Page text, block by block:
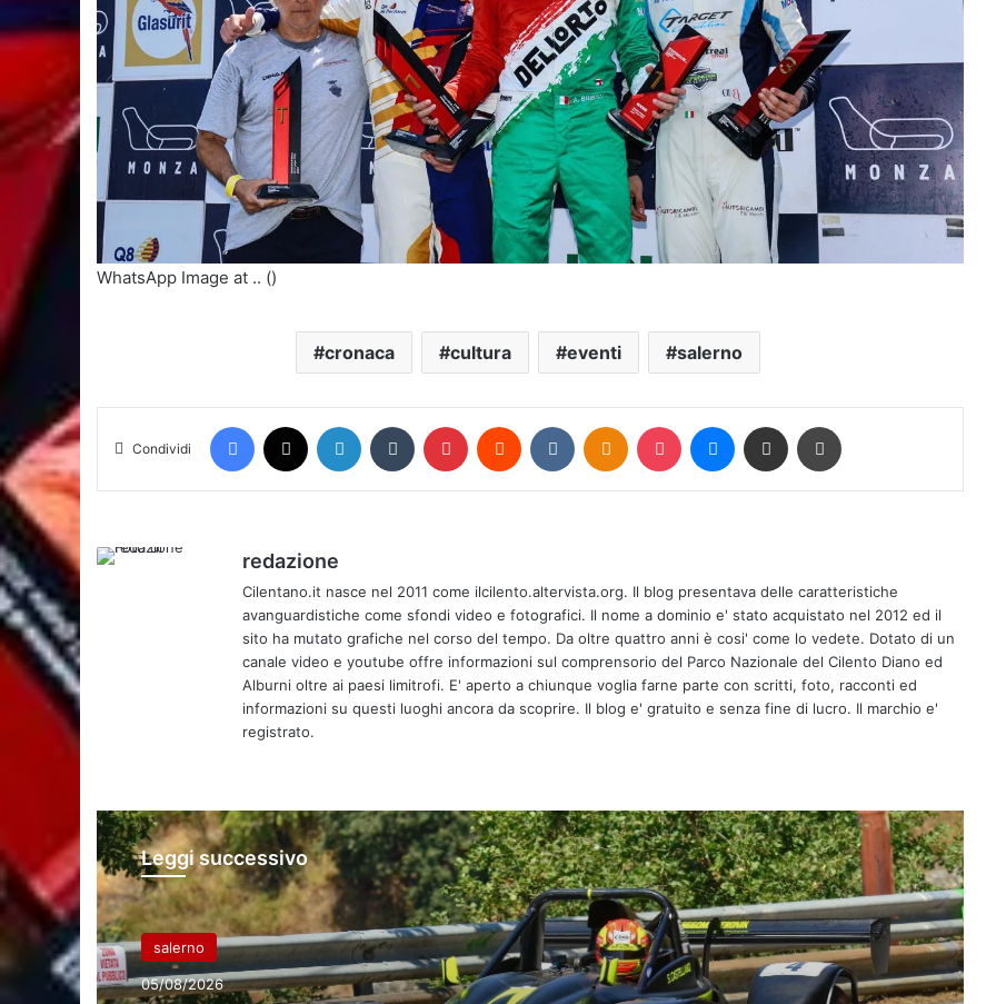
WhatsApp Image at .. ()
cronaca cultura eventi salerno
Condividi
Facebook LinkedIn Tumblr Pinterest Reddit VKontakteOdnoklassniki
Pocket Messenger
Condividi via mail
redazione
Cilentano.it nasce nel 2011 come ilcilento.altervista.org. Il blog presentava delle caratteristiche
avanguardistiche come sfondi video e fotografici. Il nome a dominio e' stato acquistato nel 2012 ed il
sito ha mutato grafiche nel corso del tempo. Da oltre quattro anni è cosi' come lo vedete. Dotato di un
canale video e youtube offre informazioni sul comprensorio del Parco Nazionale del Cilento Diano ed
Alburni oltre ai paesi limitrofi. E' aperto a chiunque voglia farne parte con scritti, foto, racconti ed
informazioni su questi luoghi ancora da scoprire. Il blog e' gratuito e senza fine di lucro. Il marchio e'
registrato.
Leggi successivo
salerno
05/08/2026
Salerno
L’Art Camp all’HUB della Creatività e
della Comunicazione di Arbostella
Ritmi caraibici e divertimento ad
ingresso libero: il “Martedì Latino”
accende il conto alla rovescia verso il
Ferragosto del bar Agorà a Baronissi
Domani, domenica 2 agosto, alle ore
21 alla Villa Comune di Vietri di scena